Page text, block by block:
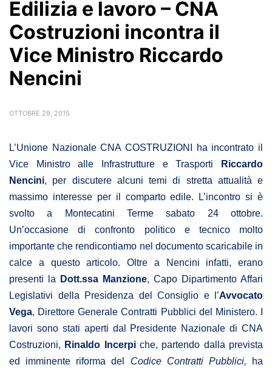
Edilizia e lavoro – CNA
Costruzioni incontra il
Vice Ministro Riccardo
Nencini
OTTOBRE 28, 2015
L’Unione Nazionale CNA COSTRUZIONI ha incontrato il
Vice Ministro alle Infrastrutture e Trasporti
Riccardo
Nencini, per discutere alcuni temi di stretta attualità e
massimo interesse per il comparto edile. L’incontro si è
svolto a Montecatini Terme sabato 24 ottobre.
Un’occasione di confronto politico e tecnico molto
importante che rendicontiamo nel documento scaricabile in
calce a questo articolo. Oltre a Nencini infatti, erano
presenti la
Dott.ssa Manzione, Capo Dipartimento Affari
Legislativi della Presidenza del Consiglio e l’Avvocato
Vega, Direttore Generale Contratti Pubblici del Ministero. I
lavori sono stati aperti dal Presidente Nazionale di CNA
Costruzioni, Rinaldo Incerpiche, partendo dalla prevista
ed imminente riforma del Codice Contratti Pubblici, ha